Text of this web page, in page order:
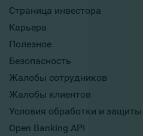
Страница инвестора
Карьера
Полезное
Безопасность
Жалобы сотрудников
Жалобы клиентов
Условия обработки и
Open Banking API